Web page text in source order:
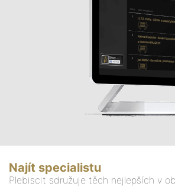
Najít specialistu
Plebiscit sdružuje těch nejlepších v